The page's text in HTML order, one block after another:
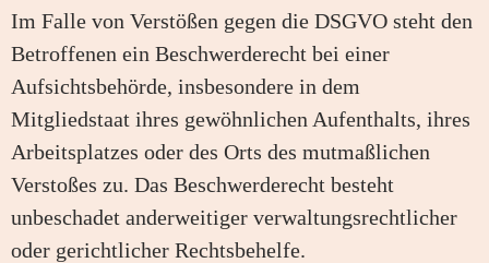
Im Falle von Verstößen gegen die DSGVO steht den
Betroffenen ein Beschwerderecht bei einer
Aufsichtsbehörde, insbesondere in dem
Mitgliedstaat ihres gewöhnlichen Aufenthalts, ihres
Arbeitsplatzes oder des Orts des mutmaßlichen
Verstoßes zu. Das Beschwerderecht besteht
unbeschadet anderweitiger verwaltungsrechtlicher
oder gerichtlicher Rechtsbehelfe.